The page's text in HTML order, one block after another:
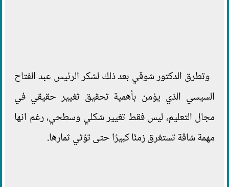
وتطرق الدكتور شوقي بعد ذلك لشكر الرئيس عبد الفتاح
السيسي الذي يؤمن بأهمية تحقيق تغيير حقيقي في
مجال التعليم، ليس فقط تغيير شكلي وسطحي، رغم انها
مهمة شاقة تستغرق زمنًا كبيرًا حتى تؤتي ثمارها.